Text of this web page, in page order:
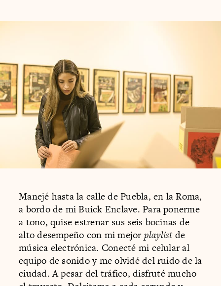
Manejé hasta la calle de Puebla, en la Roma,
a bordo de mi Buick Enclave. Para ponerme
a tono, quise estrenar sus seis bocinas de
alto desempeño con mi mejorplaylistde
música electrónica. Conecté mi celular al
equipo de sonido y me olvidé del ruido de la
ciudad. A pesar del tráfico, disfruté mucho